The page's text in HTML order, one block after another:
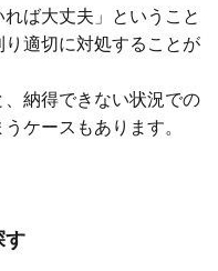
ば⼤丈夫」ということ
適切に対処することが
納得できない状況での
ケースもあります。
す